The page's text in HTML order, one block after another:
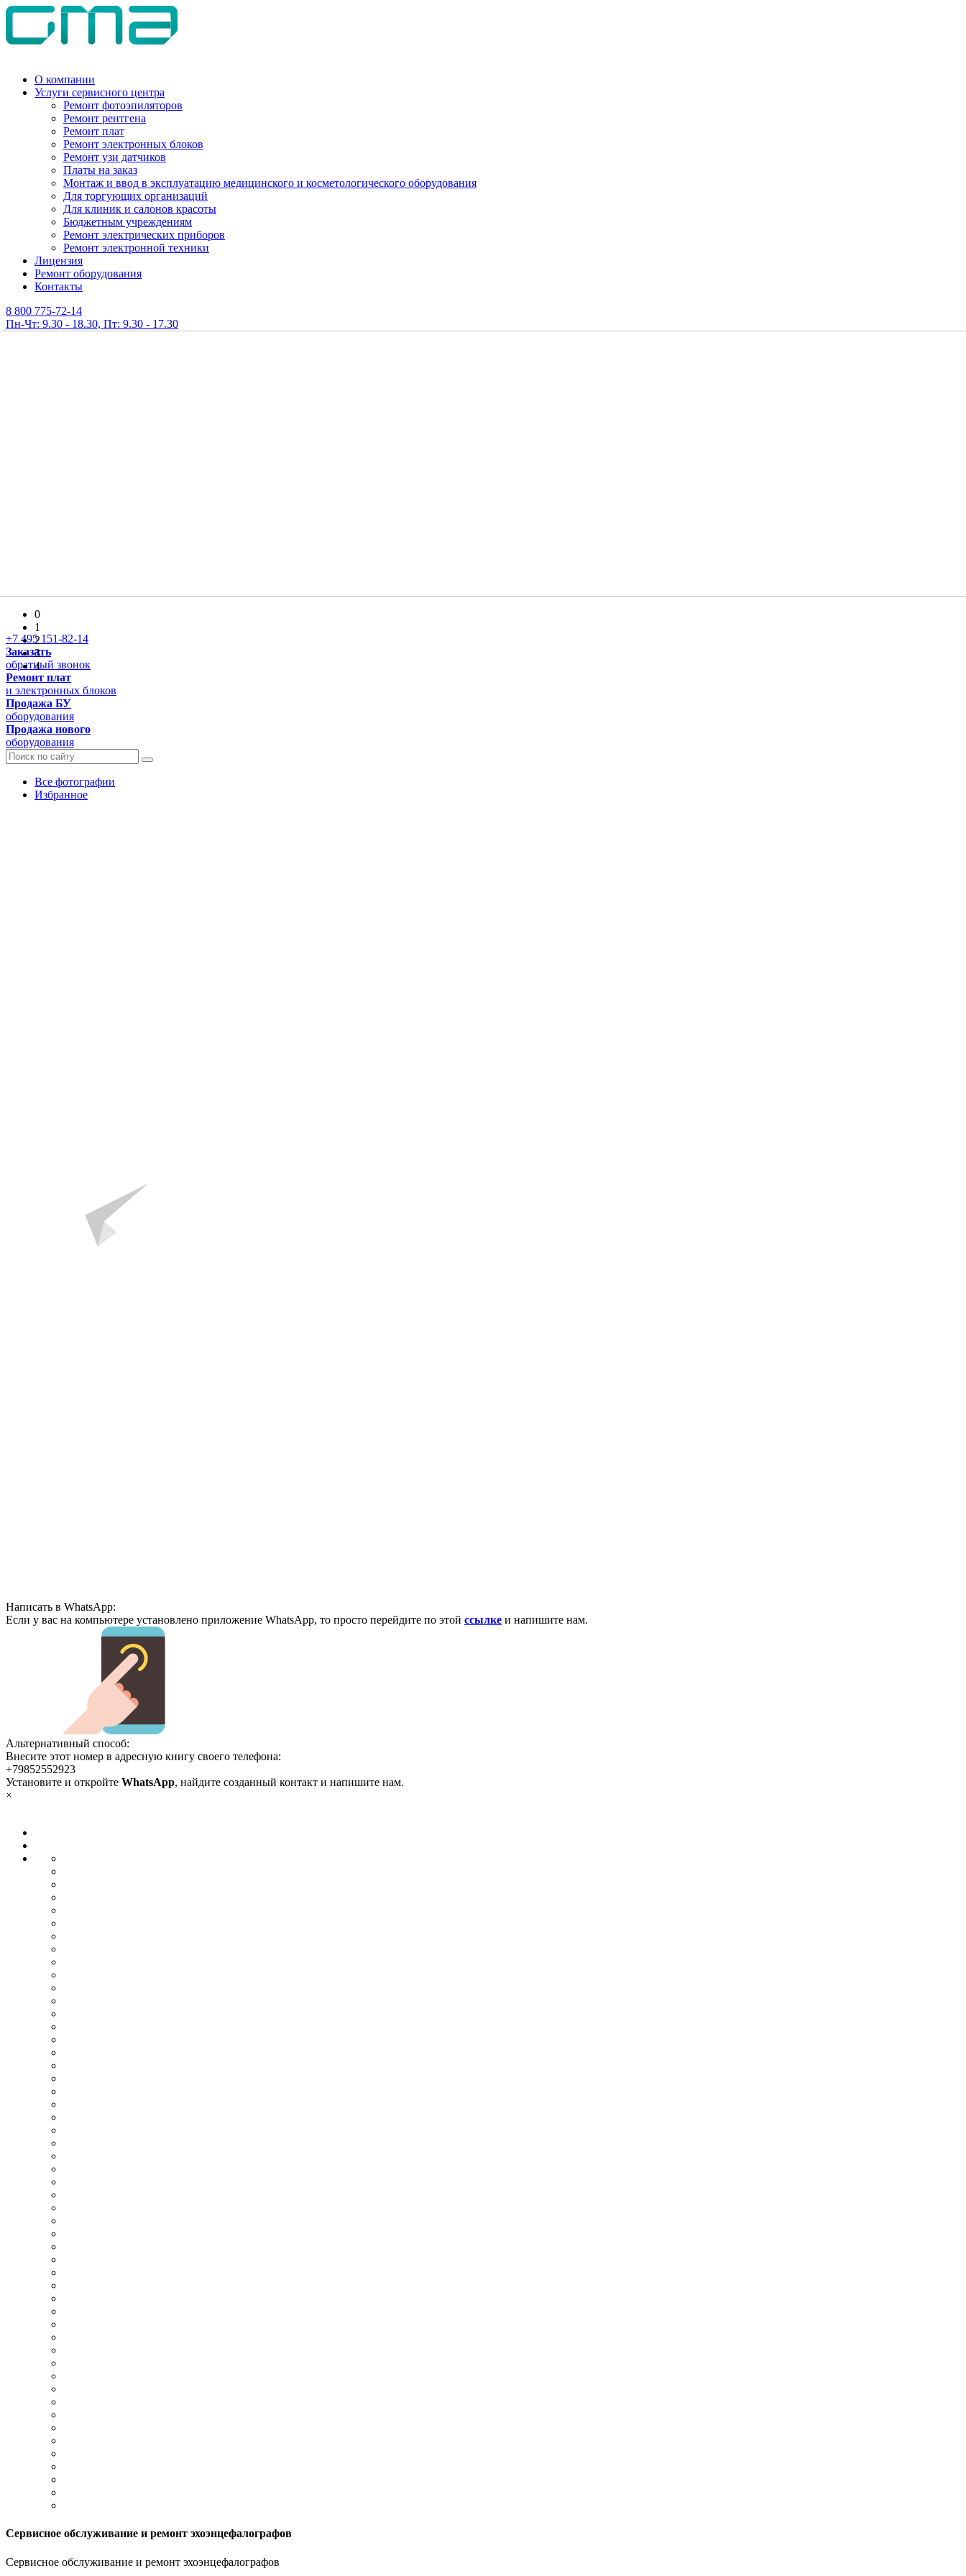
О компании
Услуги сервисного центра
Ремонт фотоэпиляторов
Ремонт рентгена
Ремонт плат
Ремонт электронных блоков
Ремонт узи датчиков
Платы на заказ
Монтаж и ввод в эксплуатацию медицинского и косметологического оборудования
Для торгующих организаций
Для клиник и салонов красоты
Бюджетным учреждениям
Ремонт электрических приборов
Ремонт электронной техники
Лицензия
Ремонт оборудования
Контакты
8 800 775-72-14
Пн-Чт: 9.30 - 18.30, Пт: 9.30 - 17.30
0
1
2
3
4
+7 495 151-82-14
Заказать
обратный звонок
Ремонт плат
и электронных блоков
Продажа БУ
оборудования
Продажа нового
оборудования
Все фотографии
Избранное
Написать в WhatsApp:
Если у вас на компьютере установлено приложение WhatsApp, то просто перейдите по этой ссылке и напишите нам.
Альтернативный способ:
Внесите этот номер в адресную книгу своего телефона:
+79852552923
Установите и откройте WhatsApp, найдите созданный контакт и напишите нам.
×
Сервисное обслуживание и ремонт эхоэнцефалографов
Сервисное обслуживание и ремонт эхоэнцефалографов